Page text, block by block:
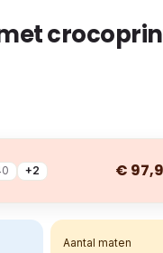
+2 €
Aantal maten